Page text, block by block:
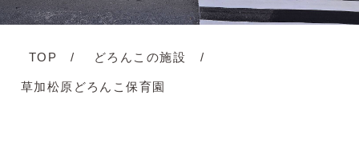
TOP どろんこの施設
草加松原どろんこ保育園